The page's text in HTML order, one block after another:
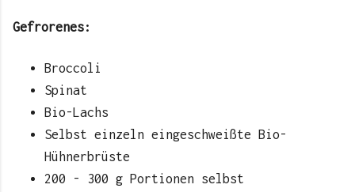
Gefrorenes:
Broccoli
Spinat
Bio-Lachs
Selbst einzeln eingeschweißte Bio-
Hühnerbrüste
200 - 300 g Portionen selbst